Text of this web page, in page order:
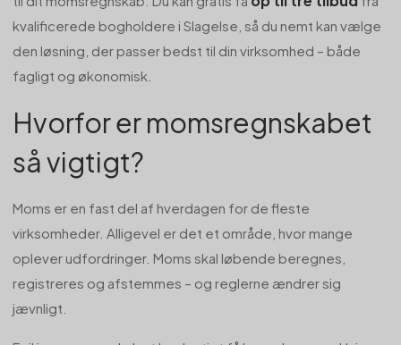
kvalificerede bogholdere i Slagelse, så du nemt kan vælge
den løsning, der passer bedst til din virksomhed – både
fagligt og økonomisk.
Hvorfor er momsregnskabet
så vigtigt?
Moms er en fast del af hverdagen for de fleste
virksomheder. Alligevel er det et område, hvor mange
oplever udfordringer. Moms skal løbende beregnes,
registreres og afstemmes – og reglerne ændrer sig
jævnligt.